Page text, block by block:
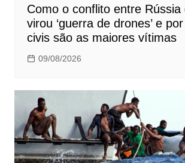
Como o conflito entre Rússia
virou ‘guerra de drones’ e
civis são as maiores vítimas
09/08/2026